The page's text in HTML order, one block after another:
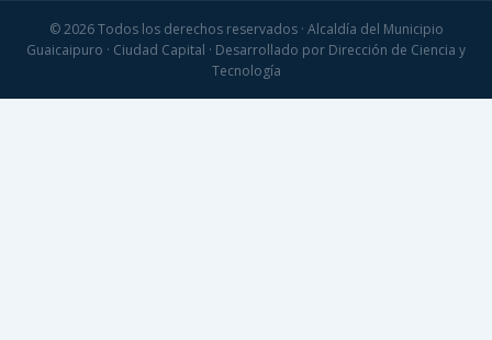
© 2026 Todos los derechos reservados · Alcaldía del Municipio
Guaicaipuro · Ciudad Capital · Desarrollado por Dirección de Ciencia y
Tecnología